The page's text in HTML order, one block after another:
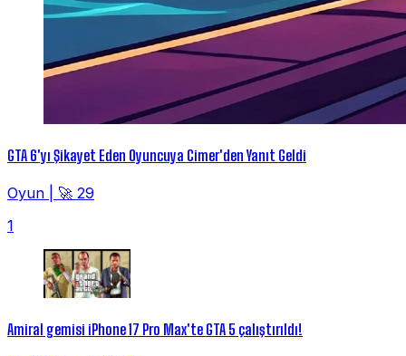
GTA 6'yı Şikayet Eden Oyuncuya Cimer'den Yanıt Geldi
Oyun
🚀 29
1
Amiral gemisi iPhone 17 Pro Max'te GTA 5 çalıştırıldı!